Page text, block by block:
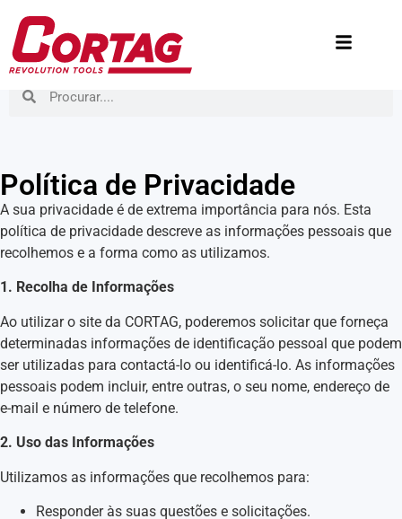
Política de Privacidade
A sua privacidade é de extrema importância para nós. Esta
política de privacidade descreve as informações pessoais que
recolhemos e a forma como as utilizamos.
1. Recolha de Informações
Ao utilizar o site da CORTAG, poderemos solicitar que forneça
determinadas informações de identificação pessoal que podem
ser utilizadas para contactá-lo ou identificá-lo. As informações
pessoais podem incluir, entre outras, o seu nome, endereço de
e-mail e número de telefone.
2. Uso das Informações
Utilizamos as informações que recolhemos para:
Responder às suas questões e solicitações.